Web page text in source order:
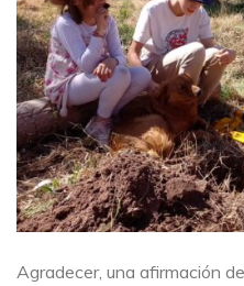
Agradecer, una afirmación